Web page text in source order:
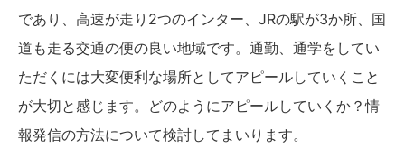
であり、高速が走り2つのインター、JRの駅が3か所、国
道も走る交通の便の良い地域です。通勤、通学をしてい
ただくには大変便利な場所としてアピールしていくこと
が大切と感じます。どのようにアピールしていくか？情
報発信の方法について検討してまいります。